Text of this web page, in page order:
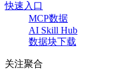
快速入口
MCP数据
AI Skill Hub
数据块下载
关注聚合